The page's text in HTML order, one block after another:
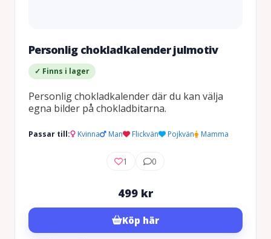
Personlig chokladkalender julmotiv
✓ Finns i lager
Personlig chokladkalender där du kan välja
egna bilder på chokladbitarna.
Passar till: Kvinna Man Flickvän Pojkvän Mamma
1 0
499 kr
Köp här